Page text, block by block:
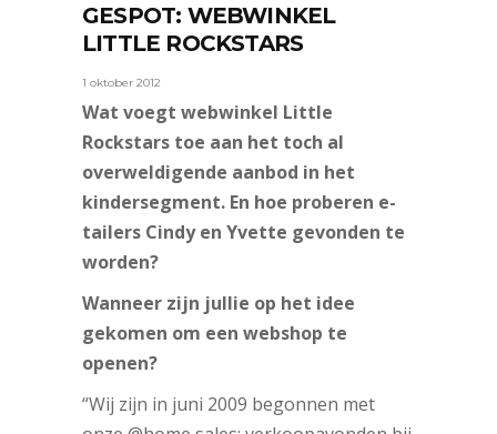
GESPOT: WEBWINKEL
LITTLE ROCKSTARS
1 oktober 2012
Wat voegt webwinkel Little
Rockstars toe aan het toch al
overweldigende aanbod in het
kindersegment. En hoe proberen e-
tailers Cindy en Yvette gevonden te
worden?
Wanneer zijn jullie op het idee
gekomen om een webshop te
openen?
“Wij zijn in juni 2009 begonnen met